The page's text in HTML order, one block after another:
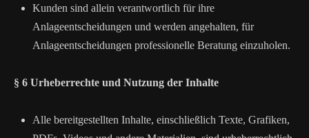
Kunden sind allein verantwortlich für ihre
Anlageentscheidungen und werden angehalten, für
Anlageentscheidungen professionelle Beratung einzuholen.
§ 6 Urheberrechte und Nutzung der Inhalte
Alle bereitgestellten Inhalte, einschließlich Texte, Grafiken,